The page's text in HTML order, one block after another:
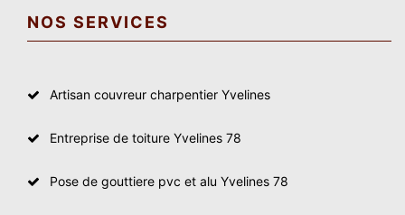
NOS SERVICES
Artisan couvreur charpentier Yvelines
Entreprise de toiture Yvelines 78
Pose de gouttiere pvc et alu Yvelines 78